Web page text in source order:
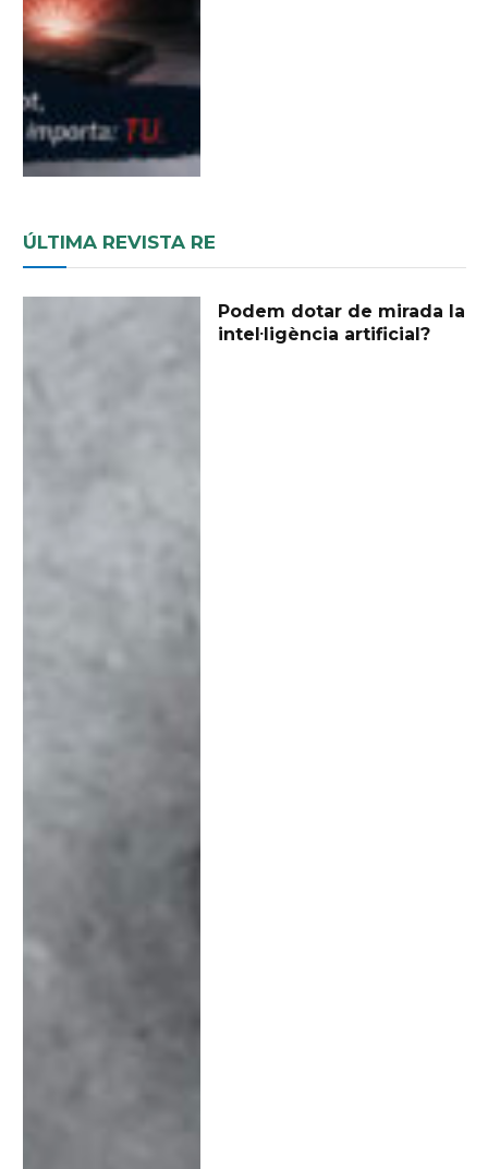
ÚLTIMA REVISTA RE
Podem dotar de mirada la
intel·ligència artificial?